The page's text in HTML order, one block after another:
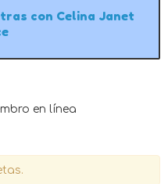
con Celina Janet
en línea